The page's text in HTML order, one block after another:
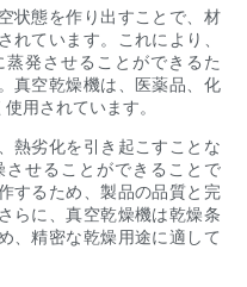
状態を作り出すことで、材
れています。これにより、
発させることができるた
真空乾燥機は、医薬品、化
用されています。
熱劣化を引き起こすことな
せることができることで
するため、製品の品質と完
らに、真空乾燥機は乾燥条
、精密な乾燥用途に適して